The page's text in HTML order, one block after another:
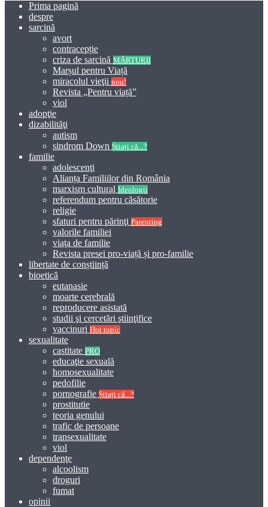
Prima pagină
despre
sarcină
avort
contracepție
criza de sarcină MĂRTURII
Marșul pentru Viață
miracolul vieţii nou!
Revista „Pentru viață”
viol
adopţie
dizabilităţi
autism
sindrom Down Știați că...?
familie
adolescenţi
Alianța Familiilor din România
marxism cultural Ideologii
referendum pentru căsătorie
religie
sfaturi pentru părinţi Parenting
valorile familiei
viaţa de familie
Revista presei pro-viață și pro-familie
libertate de conștiință
bioetică
eutanasie
moarte cerebrală
reproducere asistată
studii şi cercetări ştiinţifice
vaccinuri Hot topic
sexualitate
castitate PRO
educaţie sexuală
homosexualitate
pedofilie
pornografie Știați că...?
prostitutie
teoria genului
trafic de persoane
transexualitate
viol
dependenţe
alcoolism
droguri
fumat
opinii